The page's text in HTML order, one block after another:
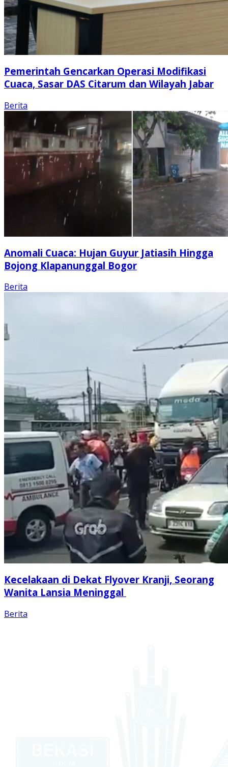
Pemerintah Gencarkan Operasi Modifikasi
Cuaca, Sasar DAS Citarum dan Wilayah Jabar
Berita
Anomali Cuaca: Hujan Guyur Jatiasih Hingga
Bojong Klapanunggal Bogor
Berita
Kecelakaan di Dekat Flyover Kranji, Seorang
Wanita Lansia Meninggal
Berita